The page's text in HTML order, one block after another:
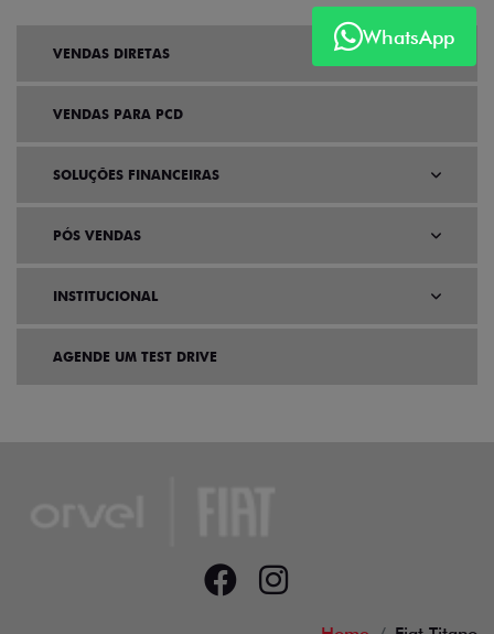
WhatsApp
VENDAS DIRETAS
VENDAS PARA PCD
SOLUÇÕES FINANCEIRAS
PÓS VENDAS
INSTITUCIONAL
AGENDE UM TEST DRIVE